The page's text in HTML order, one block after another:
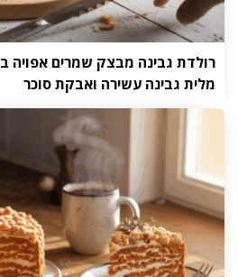
רולדת גבינה מבצק שמרים אפויה
מלית גבינה עשירה ואבקת סוכר